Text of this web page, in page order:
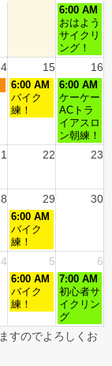
6:00 AM
おはよう
サイクリ
ング！
15 16
6:00 AM
バイク
練！
6:00 AM
ケーケー
ACトラ
イアスロ
ン朝練！
22 23
29 30
6:00 AM
バイク
練！
4 5 6
6:00 AM
バイク
練！
7:00 AM
初心者サ
イクリン
グ
すのでよろしくお